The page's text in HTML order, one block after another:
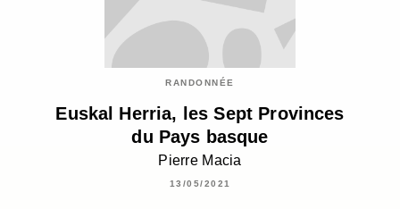
RANDONNÉE
Euskal Herria, les Sept Provinces
du Pays basque
Pierre Macia
13/05/2021